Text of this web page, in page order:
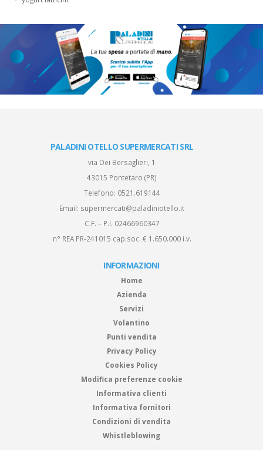
PALADINI OTELLO SUPERMERCATI SRL
via Dei Bersaglieri, 1
43015 Pontetaro (PR)
Telefono: 0521.619144
Email: supermercati@paladiniotello.it
C.F. – P.I. 02466960347
n° REA PR-241015 cap.soc. € 1.650.000 i.v.
INFORMAZIONI
Home
Azienda
Servizi
Volantino
Punti vendita
Privacy Policy
Cookies Policy
Modifica preferenze cookie
Informativa clienti
Informativa fornitori
Condizioni di vendita
Whistleblowing